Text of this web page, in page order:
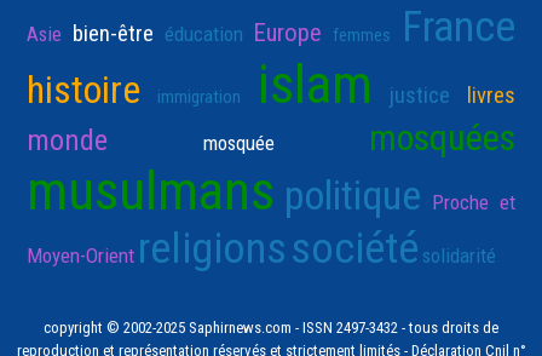
Asie bien-être éducation Europe femmes France
histoire immigration islam justice livres
monde mosquée mosquées
musulmans politique Proche et
Moyen-Orient religionssociété solidarité
copyright © 2002-2025 Saphirnews.com - ISSN 2497-3432 - tous droits de
reproduction et représentation réservés et strictement limités - Déclaration Cnil n°